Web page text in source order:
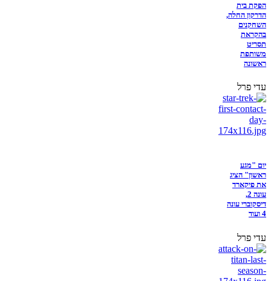
הפקת בית
הדרקון החלה,
השחקנים
בהקראת
תסריט
משותפת
ראשונה
עדי פרל
יום "מגע
ראשון" הציג
את פיקארד
עונה 2,
דיסקוברי עונה
4 ועוד
עדי פרל